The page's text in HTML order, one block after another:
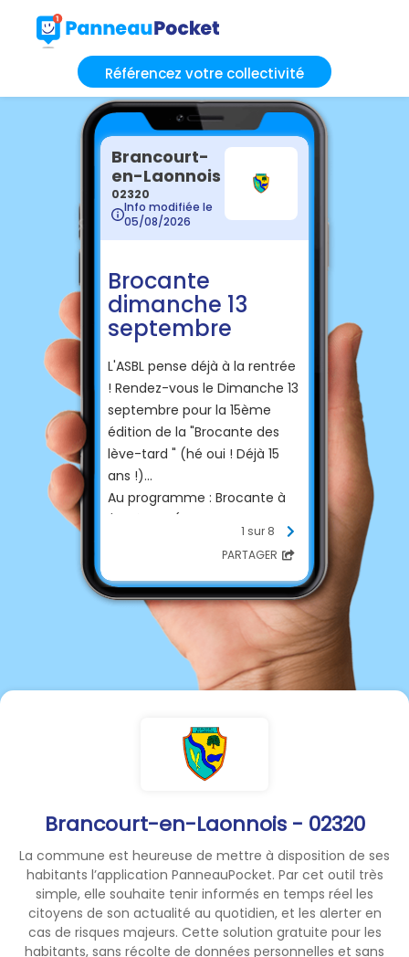
Référencez votre collectivité
Brancourt-en-Laonnois - 02320
La commune est heureuse de mettre à disposition de ses
habitants l’application PanneauPocket. Par cet outil très
simple, elle souhaite tenir informés en temps réel les
citoyens de son actualité au quotidien, et les alerter en
cas de risques majeurs. Cette solution gratuite pour les
habitants, sans récolte de données personnelles et sans
Brancourt-
en-Laonnois
02320
Info modifiée le
05/08/2026
Brocante
dimanche 13
septembre
L'ASBL pense déjà à la rentrée
! Rendez-vous le Dimanche 13
septembre pour la 15ème
édition de la "Brocante des
lève-tard " (hé oui ! Déjà 15
ans !)...
Au programme : Brocante à
l'extérieur (terrain de football
artisanat en salle et
restauration sur place !
Toutes les informations sur
l'affiche ci-dessous.
1 sur 8
PARTAGER